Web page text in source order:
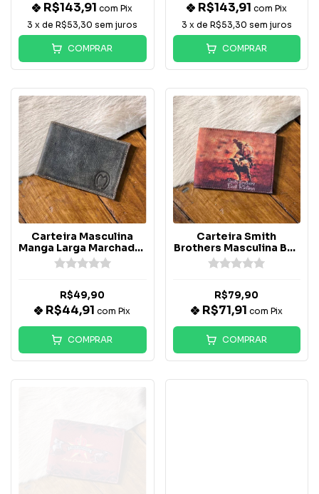
R$143,91com Pix
3 x deR$53,30 sem juros
COMPRAR
R$143,91 com Pix
3 x de R$53,30 sem juros
COMPRAR
Carteira Masculina
Manga Larga Marchador
Chumbo
R$49,90
R$44,91com Pix
COMPRAR
Carteira Smith
Brothers Masculina Bull
Riding
R$79,90
R$71,91 com Pix
COMPRAR